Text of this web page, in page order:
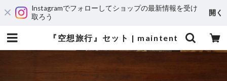
Instagramでフォローしてショップの最新情報を受け
取ろう
開く
『空想旅行』セット | maintent